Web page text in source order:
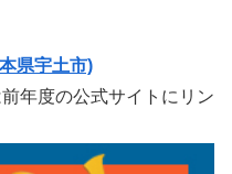
県宇土市)
年度の公式サイトにリン